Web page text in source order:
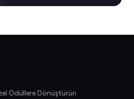
Ödüllere Dönüştürün